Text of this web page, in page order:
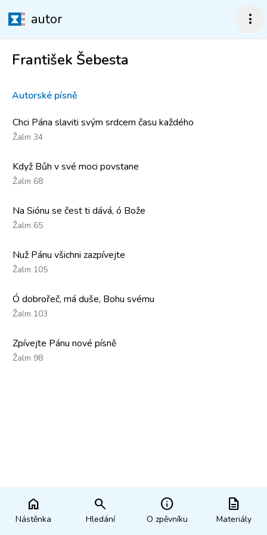
home
Nástěnka
search
Hledání
info
O zpěvníku
description
Materiály
autor more_vert
František Šebesta
Autorské písně
Chci Pána slaviti svým srdcem času každého
Žalm 34
Když Bůh v své moci povstane
Žalm 68
Na Siónu se čest ti dává, ó Bože
Žalm 65
Nuž Pánu všichni zazpívejte
Žalm 105
Ó dobrořeč, má duše, Bohu svému
Žalm 103
Zpívejte Pánu nové písně
Žalm 98